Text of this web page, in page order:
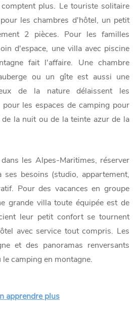
plus. Le touriste solitaire
les chambres d'hôtel, un petit
2 pièces. Pour les familles
d'espace, une villa avec piscine
fait l'affaire. Une chambre
ou un gîte est aussi une
de la nature délaissent les
les espaces de camping pour
la nuit ou de la teinte azur de la
les Alpes-Maritimes, réserver
ses besoins (studio, appartement,
Pour des vacances en groupe
grande villa toute équipée est de
leur petit confort se tournent
avec service tout compris. Les
et des panoramas renversants
camping en montagne.
apprendre plus